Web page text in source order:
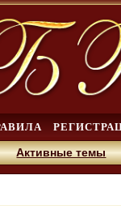
Активные темы